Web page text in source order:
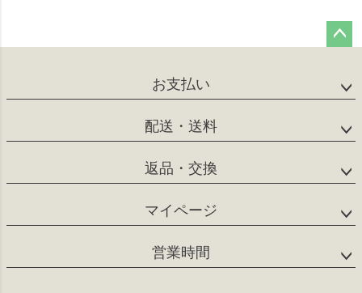
ップ
お支払い
配送・送料
返品・交換
マイページ
営業時間